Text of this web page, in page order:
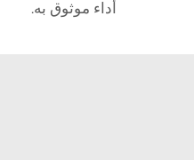
أداء موثوق به.